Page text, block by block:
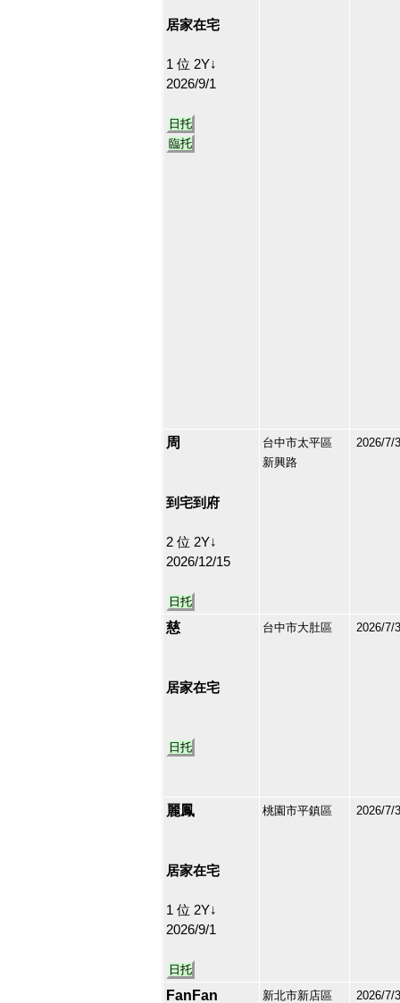
居家在宅
1 位 2Y↓
2026/9/1
日托
臨托
周
到宅到府
2 位 2Y↓
2026/12/15
日托
台中市太平區
新興路
2026/7/
慈
居家在宅
日托
台中市大肚區 2026/7/
麗鳳
居家在宅
1 位 2Y↓
2026/9/1
日托
桃園市平鎮區 2026/7/
FanFan
新北市新店區
2026/7/